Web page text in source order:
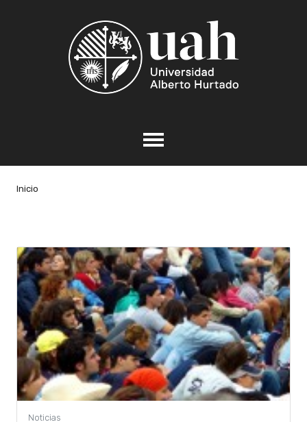
Inicio